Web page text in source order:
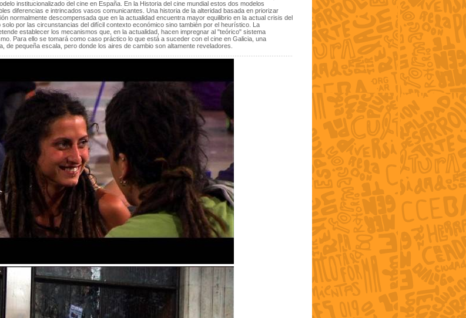
institucionalizado del cine en España. En la Historia del cine mundial estos dos modelos
diferencias e intrincados vasos comunicantes. Una historia de la alteridad basada en priorizar
normalmente descompensada que en la actualidad encuentra mayor equilibrio en la actual crisis del
por las circunstancias del difícil contexto económico sino también por el heurístico. La
establecer los mecanismos que, en la actualidad, hacen impregnar al "teórico" sistema
Para ello se tomará como caso práctico lo que está a suceder con el cine en Galicia, una
de pequeña escala, pero donde los aires de cambio son altamente reveladores.